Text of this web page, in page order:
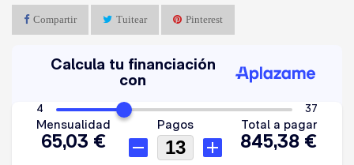
Compartir Tuitear Pinterest